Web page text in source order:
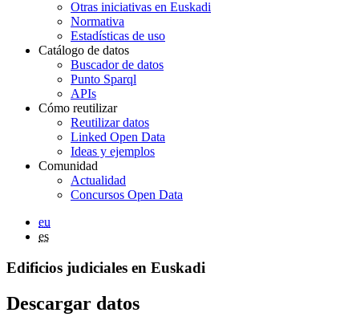
Otras iniciativas en Euskadi
Normativa
Estadísticas de uso
Catálogo de datos
Buscador de datos
Punto Sparql
APIs
Cómo reutilizar
Reutilizar datos
Linked Open Data
Ideas y ejemplos
Comunidad
Actualidad
Concursos Open Data
eu
es
Edificios judiciales en Euskadi
Descargar datos